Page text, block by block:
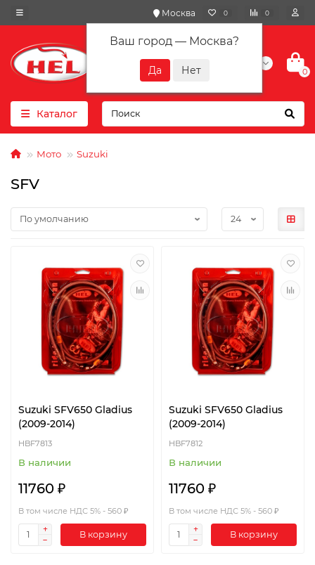
Москва
Ваш город — Москва?
0 0
+7(901) 417-10-01
0
Каталог
Мото Suzuki
SFV
Suzuki SFV650 Gladius
(2009-2014)
HBF7813
В наличии
11760 ₽
В том числе НДС 5% - 560 ₽
В корзину
Suzuki SFV650 Gladius
(2009-2014)
HBF7812
В наличии
11760 ₽
В том числе НДС 5% - 560 ₽
В корзину